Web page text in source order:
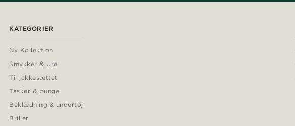
KATEGORIER
Ny Kollektion
Smykker & Ure
Til jakkesættet
Tasker & punge
Beklædning & undertøj
Briller